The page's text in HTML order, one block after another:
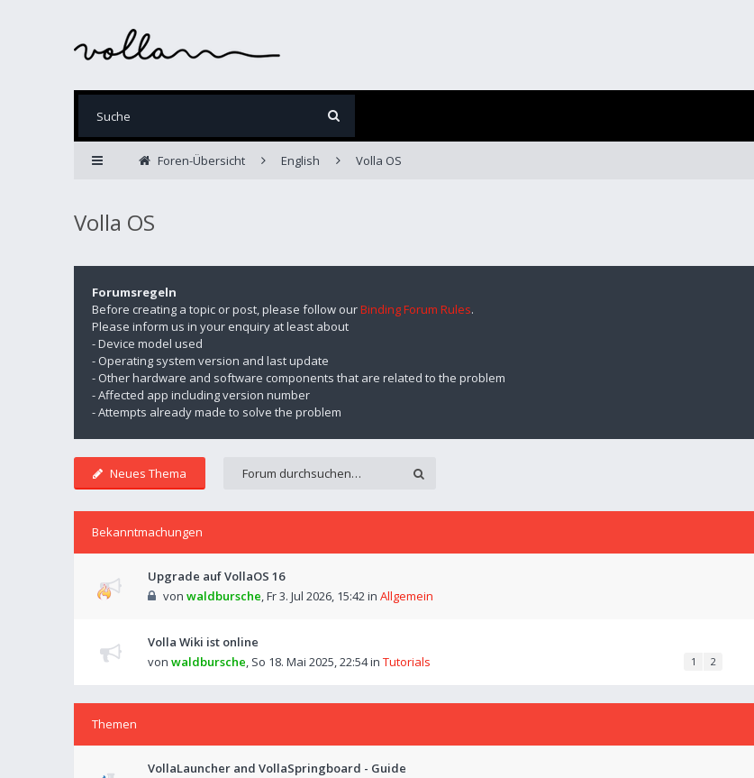
Foren-Übersicht English Volla OS
Volla OS
Forumsregeln
Before creating a topic or post, please follow ourBinding Forum Rules.
Please inform us in your enquiry at least about
- Device model used
- Operating system version and last update
- Other hardware and software components that are related to the problem
- Affected app including version number
- Attempts already made to solve the problem
Neues Thema
Bekanntmachungen
Upgrade auf VollaOS 16
von waldbursche,Fr 3. Jul 2026, 15:42in Allgemein
Volla Wiki ist online
von waldbursche, So 18. Mai 2025, 22:54in Tutorials 1 2
Themen
VollaLauncher and VollaSpringboard - Guide